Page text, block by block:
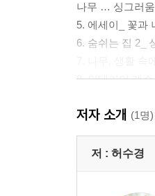
나무 … 싱그러
5. 에세이_ 꽃과
6. 숨쉬는 집 2_
8. 인테리어 레
언밸런스 … 남들
9. 에세이_ 언밸
10. 숨쉬는 집
저자 소개 (1명)
저 : 허수경